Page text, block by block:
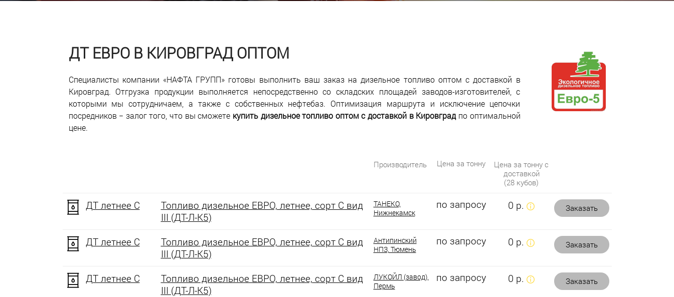
ДТ ЕВРО В КИРОВГРАД ОПТОМ
Специалисты компании «НАФТА ГРУПП» готовы выполнить ваш заказ на дизельное топливо оптом с доставкой в
Кировград. Отгрузка продукции выполняется непосредственно со складских площадей заводов-изготовителей, с
которыми мы сотрудничаем, а также с собственных нефтебаз. Оптимизация маршрута и исключение цепочки
посредников − залог того, что вы сможете купить дизельное топливо оптом с доставкой в Кировградпо оптимальной
цене.
Производитель Цена за тонну
Цена за тонну с
доставкой
(28 кубов)
ДТ летнее C
Топливо дизельное ЕВРО, летнее, сорт С вид
III (ДТ-Л-К5)
ТАНЕКО,
Нижнекамск
по запросу 0 р. Заказать
ДТ летнее C
Топливо дизельное ЕВРО, летнее, сорт С вид
III (ДТ-Л-К5)
Антипинский
НПЗ, Тюмень
по запросу 0 р. Заказать
ДТ летнее C
Топливо дизельное ЕВРО, летнее, сорт С вид
III (ДТ-Л-К5)
ЛУКОЙЛ (завод),
Пермь
по запросу 0 р. Заказать